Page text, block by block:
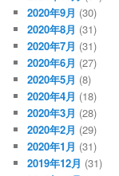
2020年9月 (30)
2020年8月 (31)
2020年7月 (31)
2020年6月 (27)
2020年5月 (8)
2020年4月 (18)
2020年3月 (28)
2020年2月 (29)
2020年1月 (31)
2019年12月 (31)